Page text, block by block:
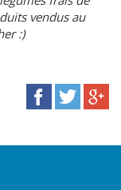
vendus au
:)